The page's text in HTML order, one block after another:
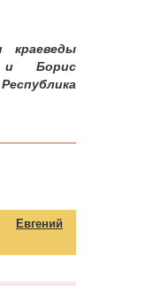
краеведы
и Борис
Евгений